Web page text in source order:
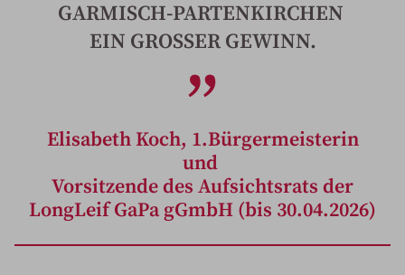
GARMISCH-PARTENKIRCHEN
EIN GROSSER GEWINN.
Elisabeth Koch, 1.Bürgermeisterin
und
Vorsitzende des Aufsichtsrats der
LongLeif GaPa gGmbH (bis 30.04.2026)